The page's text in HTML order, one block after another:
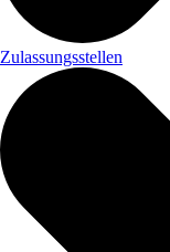
Zulassungsstellen